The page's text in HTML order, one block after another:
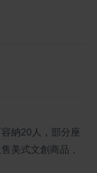
容納20人，部分座
美式文創商品，